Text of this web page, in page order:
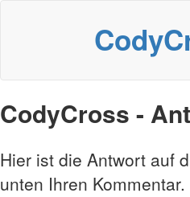
CodyCross -
Hier ist die Antwort auf
unten Ihren Kommentar.